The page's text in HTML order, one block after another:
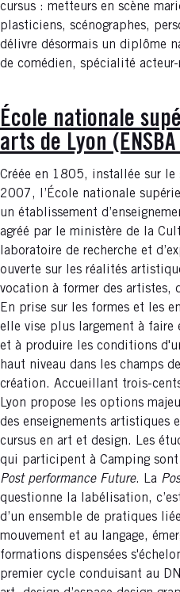
cursus : metteurs en scène
plasticiens, scénographes,
délivre désormais un diplôme
de comédien, spécialité
École nationale
arts de Lyon
Créée en 1805, installée sur
2007, l’École nationale
un établissement
agréé par le ministère de la
laboratoire de recherche et
ouverte sur les réalités
vocation à former des artistes,
En prise sur les formes et les
elle vise plus largement à faire
et à produire les conditions
haut niveau dans les champs
création. Accueillant trois-
Lyon propose les options
des enseignements artistiques
cursus en art et design. Les
qui participent à Camping sont
Post performance Future. La
questionne la labélisation,
d’un ensemble de pratiques
mouvement et au langage,
formations dispensées
premier cycle conduisant au